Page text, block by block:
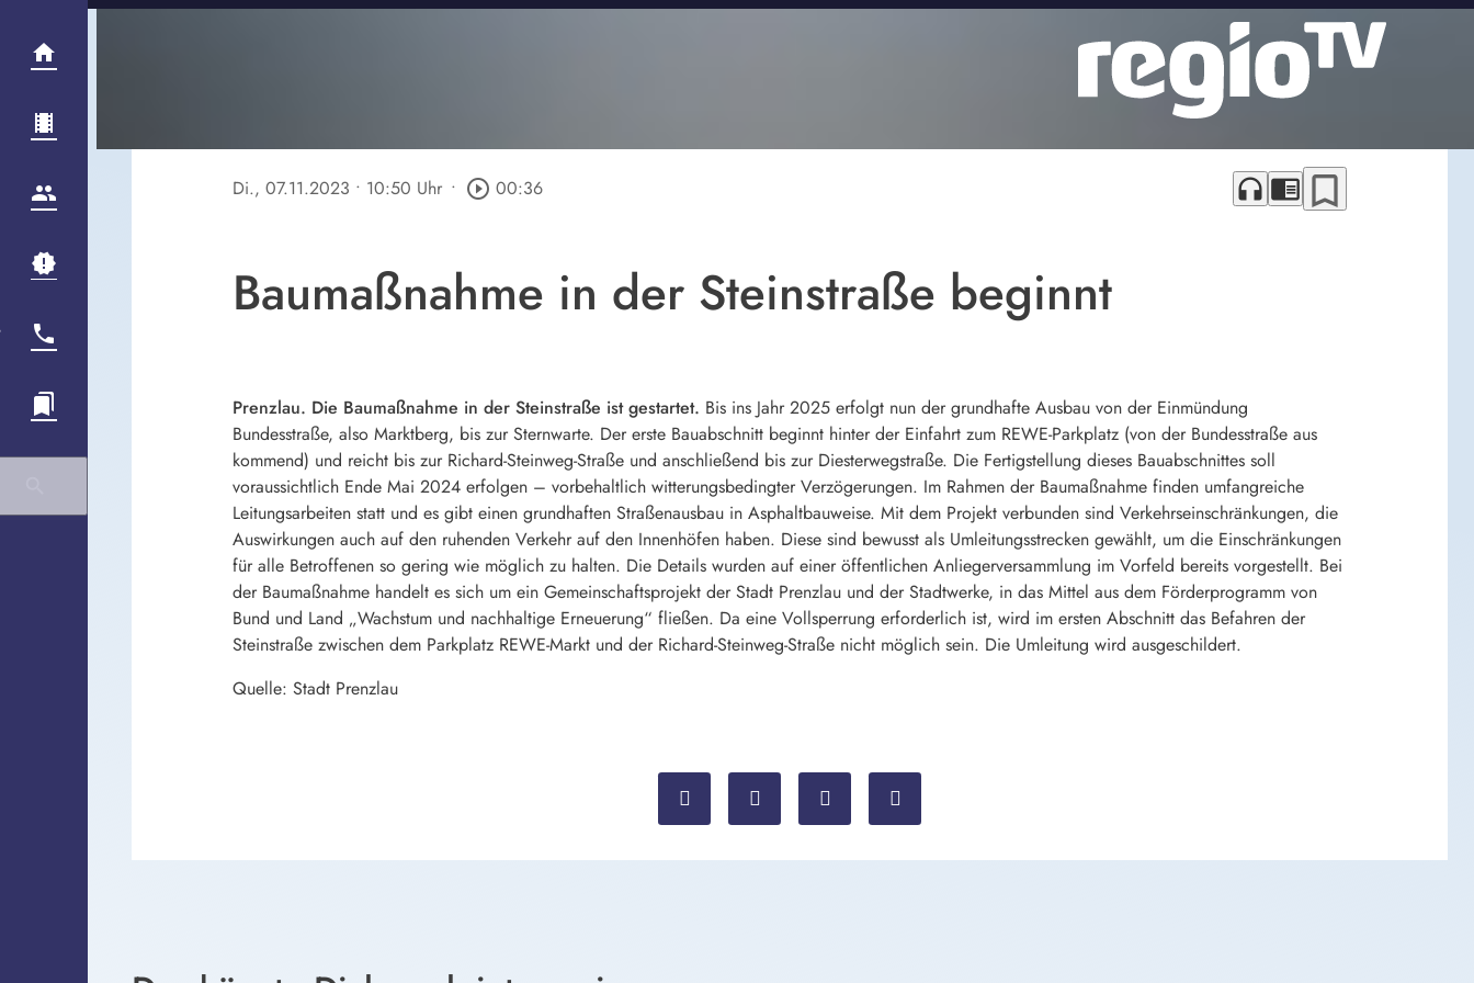
Di., 07.11.2023 • 10:50 Uhr • play_circle_outline 00:36 headphones chrome_reader_mode bookmark_border
Baumaßnahme in der Steinstraße beginnt
Prenzlau. Die Baumaßnahme in der Steinstraße ist gestartet. Bis ins Jahr 2025 erfolgt nun der grundhafte Ausbau von der Einmündung
Bundesstraße, also Marktberg, bis zur Sternwarte. Der erste Bauabschnitt beginnt hinter der Einfahrt zum REWE-Parkplatz (von der Bundesstraße aus
kommend) und reicht bis zur Richard-Steinweg-Straße und anschließend bis zur Diesterwegstraße. Die Fertigstellung dieses Bauabschnittes soll
voraussichtlich Ende Mai 2024 erfolgen – vorbehaltlich witterungsbedingter Verzögerungen. Im Rahmen der Baumaßnahme finden umfangreiche
Leitungsarbeiten statt und es gibt einen grundhaften Straßenausbau in Asphaltbauweise. Mit dem Projekt verbunden sind Verkehrseinschränkungen, die
Auswirkungen auch auf den ruhenden Verkehr auf den Innenhöfen haben. Diese sind bewusst als Umleitungsstrecken gewählt, um die Einschränkungen
für alle Betroffenen so gering wie möglich zu halten. Die Details wurden auf einer öffentlichen Anliegerversammlung im Vorfeld bereits vorgestellt. Bei
der Baumaßnahme handelt es sich um ein Gemeinschaftsprojekt der Stadt Prenzlau und der Stadtwerke, in das Mittel aus dem Förderprogramm von
Bund und Land „Wachstum und nachhaltige Erneuerung“ fließen. Da eine Vollsperrung erforderlich ist, wird im ersten Abschnitt das Befahren der
Steinstraße zwischen dem Parkplatz REWE-Markt und der Richard-Steinweg-Straße nicht möglich sein. Die Umleitung wird ausgeschildert.
Quelle: Stadt Prenzlau